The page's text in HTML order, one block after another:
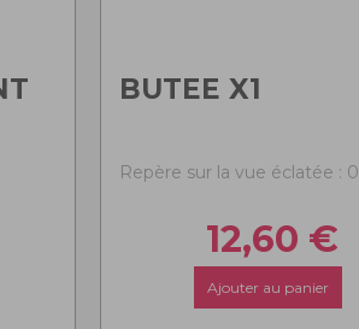
BUTEE X1
Repère sur la vue éclatée : 0
12,60 €
Ajouter au panier